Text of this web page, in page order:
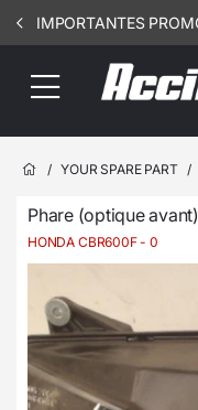
/ YOUR SPARE PART /
Phare (optique avant)
HONDA CBR600F- 0